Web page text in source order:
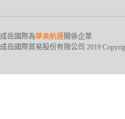
成岳國際為華美航運關係企業
成岳國際貿易股份有限公司 2019